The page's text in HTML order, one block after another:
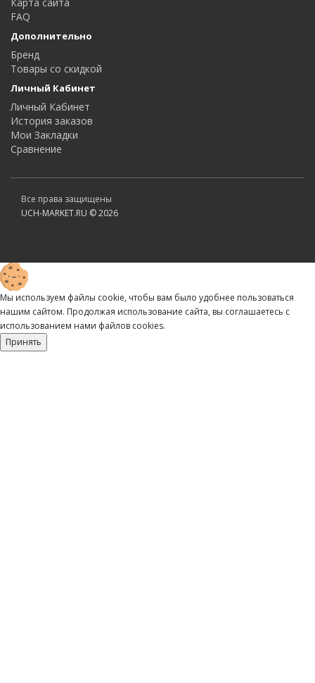
FAQ
Дополнительно
Бренд
Товары со скидкой
Личный Кабинет
Личный Кабинет
История заказов
Мои Закладки
Сравнение
Все права защищены
UCH-MARKET.RU © 2026
Мы используем файлы cookie, чтобы вам было удобнее пользоваться
нашим сайтом. Продолжая использование сайта, вы соглашаетесь c
использованием нами файлов cookies.
Принять